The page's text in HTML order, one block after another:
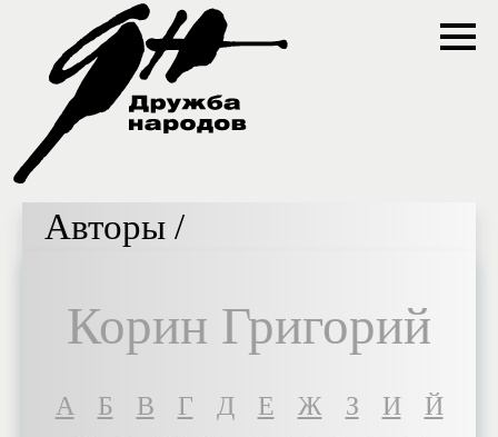
Авторы /
Корин Григорий
A Б В Г Д Е Ж З И
Й